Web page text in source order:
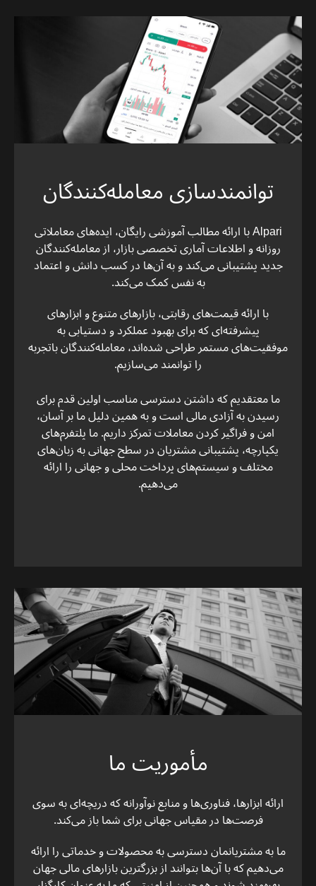
توانمندسازی معامله‌کنندگان
Alpari با ارائه مطالب آموزشی رایگان، ایده‌های معاملاتی
روزانه و اطلاعات آماری تخصصی بازار، از معامله‌کنندگان
جدید پشتیبانی می‌کند و به آن‌ها در کسب دانش و اعتماد
به نفس کمک می‌کند.
با ارائه قیمت‌های رقابتی، بازارهای متنوع و ابزارهای
پیشرفته‌ای که برای بهبود عملکرد و دستیابی به
موفقیت‌های مستمر طراحی شده‌اند، معامله‌کنندگان باتجربه
را توانمند می‌سازیم.
ما معتقدیم که داشتن دسترسی مناسب اولین قدم برای
رسیدن به آزادی مالی است و به همین دلیل ما بر آسان،
امن و فراگیر کردن معاملات تمرکز داریم. ما پلتفرم‌های
یکپارچه، پشتیبانی مشتریان در سطح جهانی به زبان‌های
مختلف و سیستم‌های پرداخت محلی و جهانی را ارائه
می‌دهیم.
مأموریت ما
ارائه ابزارها، فناوری‌ها و منابع نوآورانه که دریچه‌ای به سوی
فرصت‌ها در مقیاس جهانی برای شما باز می‌کند.
ما به مشتریانمان دسترسی به محصولات و خدماتی را ارائه
می‌دهیم که با آن‌ها بتوانند از بزرگترین بازارهای مالی جهان